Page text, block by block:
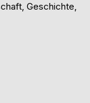
Geschichte,